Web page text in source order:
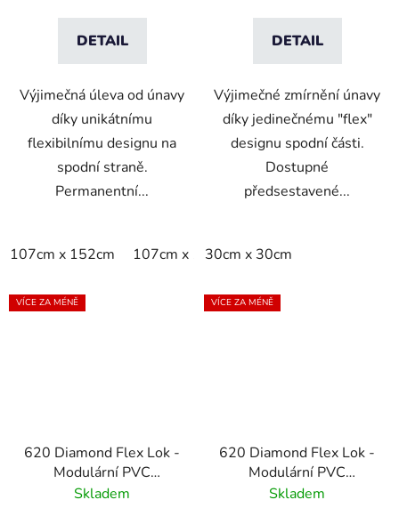
DETAIL
Výjimečná úleva od únavy
díky unikátnímu
flexibilnímu designu na
spodní straně.
Permanentní...
107cm x 152cm 107cm x 183cm 76cm x 152cm
DETAIL
Výjimečné zmírnění únavy
díky jedinečnému "flex"
designu spodní části.
Dostupné
předsestavené...
30cm x 30cm
VÍCE ZA MÉNĚ
620 Diamond Flex Lok -
Modulární PVC
platforma s
Skladem
VÍCE ZA MÉNĚ
620 Diamond Flex Lok -
Modulární PVC
platforma s
Skladem